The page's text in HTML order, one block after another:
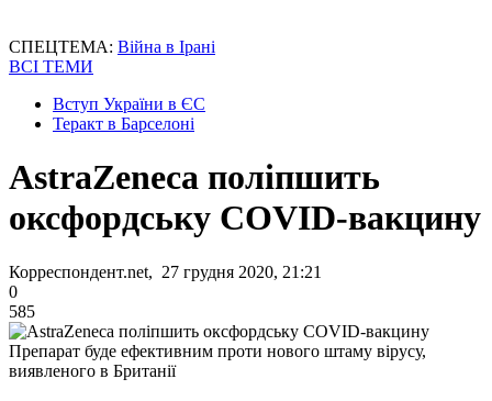
СПЕЦТЕМА: Війна в Ірані
ВСІ ТЕМИ
Вступ України в ЄС
Теракт в Барселоні
AstraZeneca поліпшить
оксфордську COVID-вакцину
Корреспондент.net, 27 грудня 2020, 21:21
0
585
Препарат буде ефективним проти нового штаму вірусу,
виявленого в Британії